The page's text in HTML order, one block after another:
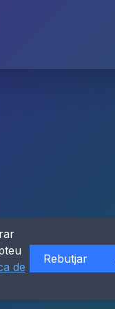
de
Rebutjar